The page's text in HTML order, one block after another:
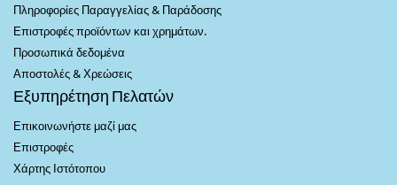
Πληροφορίες Παραγγελίας & Παράδοσης
Επιστροφές προϊόντων και χρημάτων.
Προσωπικά δεδομένα
Αποστολές & Χρεώσεις
Εξυπηρέτηση Πελατών
Επικοινωνήστε μαζί μας
Επιστροφές
Χάρτης Ιστότοπου